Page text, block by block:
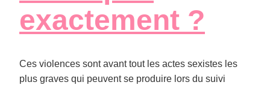
exactement ?
Ces violences sont avant tout les actes sexistes les
plus graves qui peuvent se produire lors du suivi